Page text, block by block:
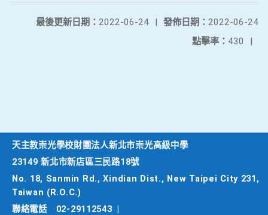
發佈日期： 2022-06-24
最後更新日期： 2022-06-24
|
點擊率： 430 |
天主教崇光學校財團法人新北市崇光高級中學
23149 新北市新店區三民路18號
No. 18, Sanmin Rd., Xindian Dist., New Taipei City 231,
Taiwan (R.O.C.)
聯絡電話
02-29112543